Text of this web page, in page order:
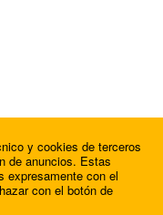
y cookies de terceros
de anuncios. Estas
expresamente con el
con el botón de